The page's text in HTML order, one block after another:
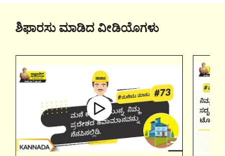
ಶಿಫಾರಸು ಮಾಡಿದ ವೀಡಿಯೊಗಳು